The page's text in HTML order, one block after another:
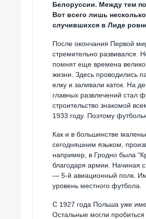
Белоруссии. Между тем
Вот всего лишь
случившихся в Лиде
После окончания Первой
стремительно развивался.
помнят еще времена
жизни. Здесь проводились
елку и заливали каток. На
главных развлечений стал
строительство знакомой
1933 году. Поэтому
Как и в большинстве
сегодняшним языком,
например, в Гродно была
благодаря армии. Начиная
— 5-й авиационный полк.
уровень местного футбола.
С 1927 года Польша уже
Остальные могли пробиться